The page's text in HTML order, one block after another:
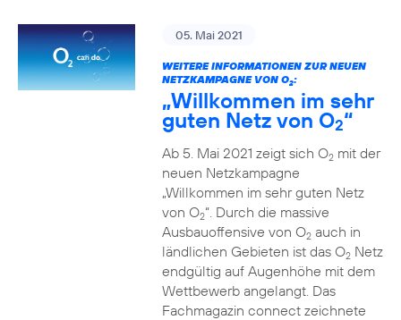
05. Mai 2021
WEITERE INFORMATIONEN ZUR NEUEN
NETZKAMPAGNE VON O2:
„Willkommen im sehr
guten Netz von O2“
Ab 5. Mai 2021 zeigt sich O2mit der
neuen Netzkampagne
„Willkommen im sehr guten Netz
von O2“. Durch die massive
Ausbauoffensive von O2auch in
ländlichen Gebieten ist das O2Netz
endgültig auf Augenhöhe mit dem
Wettbewerb angelangt. Das
Fachmagazin connect zeichnete